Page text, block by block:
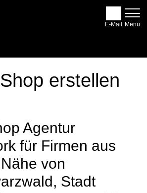
erstellen
Agentur
für Firmen aus
von
Stadt